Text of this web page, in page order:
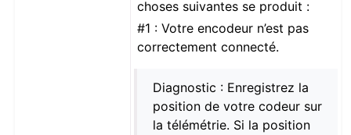
choses suivantes se produit :
#1 : Votre encodeur n’est pas
correctement connecté.
Diagnostic : Enregistrez la
position de votre codeur sur
la télémétrie. Si la position